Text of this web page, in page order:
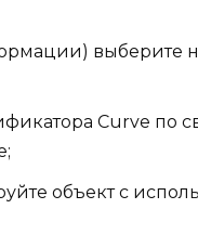
выберите
Curve по
объект с